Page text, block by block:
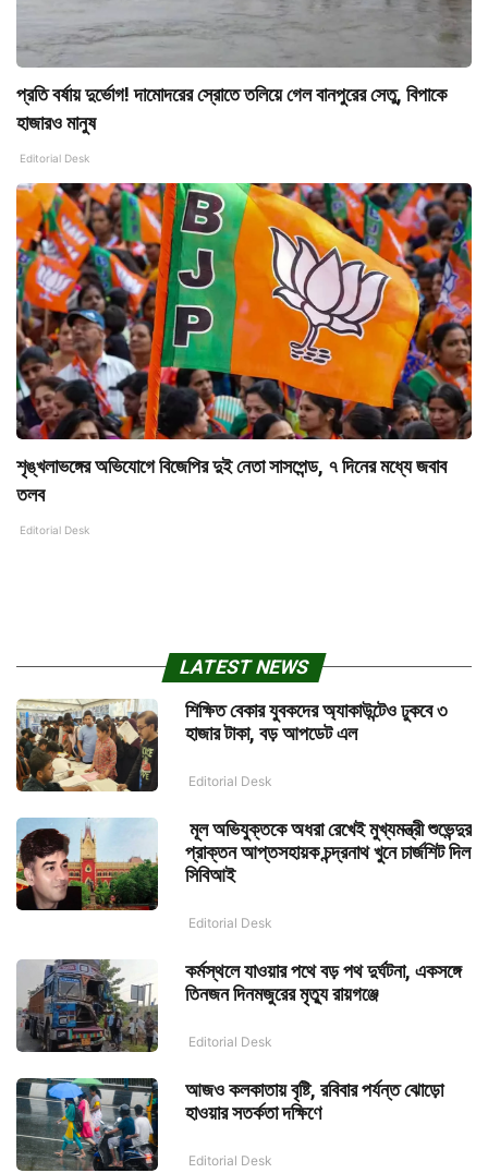
প্রতি বর্ষায় দুর্ভোগ! দামোদরের স্রোতে তলিয়ে গেল বানপুরের সেতু, বিপাকে
হাজারও মানুষ
Editorial Desk
শৃঙ্খলাভঙ্গের অভিযোগে বিজেপির দুই নেতা সাসপেন্ড, ৭ দিনের মধ্যে জবাব
তলব
Editorial Desk
LATEST NEWS
শিক্ষিত বেকার যুবকদের অ্যাকাউন্টেও ঢুকবে ৩
হাজার টাকা, বড় আপডেট এল
Editorial Desk
মূল অভিযুক্তকে অধরা রেখেই মুখ্যমন্ত্রী শুভেন্দুর
প্রাক্তন আপ্তসহায়ক চন্দ্রনাথ খুনে চার্জশিট দিল
সিবিআই
Editorial Desk
কর্মস্থলে যাওয়ার পথে বড় পথ দুর্ঘটনা, একসঙ্গে
তিনজন দিনমজুরের মৃত্যু রায়গঞ্জে
Editorial Desk
আজও কলকাতায় বৃষ্টি, রবিবার পর্যন্ত ঝোড়ো
হাওয়ার সতর্কতা দক্ষিণে
Editorial Desk